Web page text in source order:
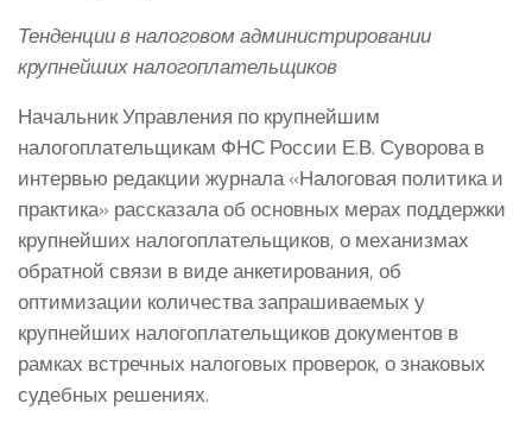
Тенденции в налоговом администрировании
крупнейших налогоплательщиков
Начальник Управления по крупнейшим
налогоплательщикам ФНС России Е.В. Суворова в
интервью редакции журнала «Налоговая политика и
практика» рассказала об основных мерах поддержки
крупнейших налогоплательщиков, о механизмах
обратной связи в виде анкетирования, об
оптимизации количества запрашиваемых у
крупнейших налогоплательщиков документов в
рамках встречных налоговых проверок, о знаковых
судебных решениях.